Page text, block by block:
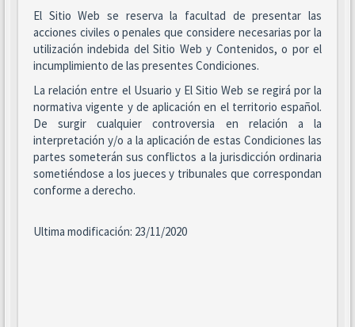
El Sitio Web se reserva la facultad de presentar las
acciones civiles o penales que considere necesarias por la
utilización indebida del Sitio Web y Contenidos, o por el
incumplimiento de las presentes Condiciones.
La relación entre el Usuario y El Sitio Web se regirá por la
normativa vigente y de aplicación en el territorio español.
De surgir cualquier controversia en relación a la
interpretación y/o a la aplicación de estas Condiciones las
partes someterán sus conflictos a la jurisdicción ordinaria
sometiéndose a los jueces y tribunales que correspondan
conforme a derecho.
Ultima modificación: 23/11/2020